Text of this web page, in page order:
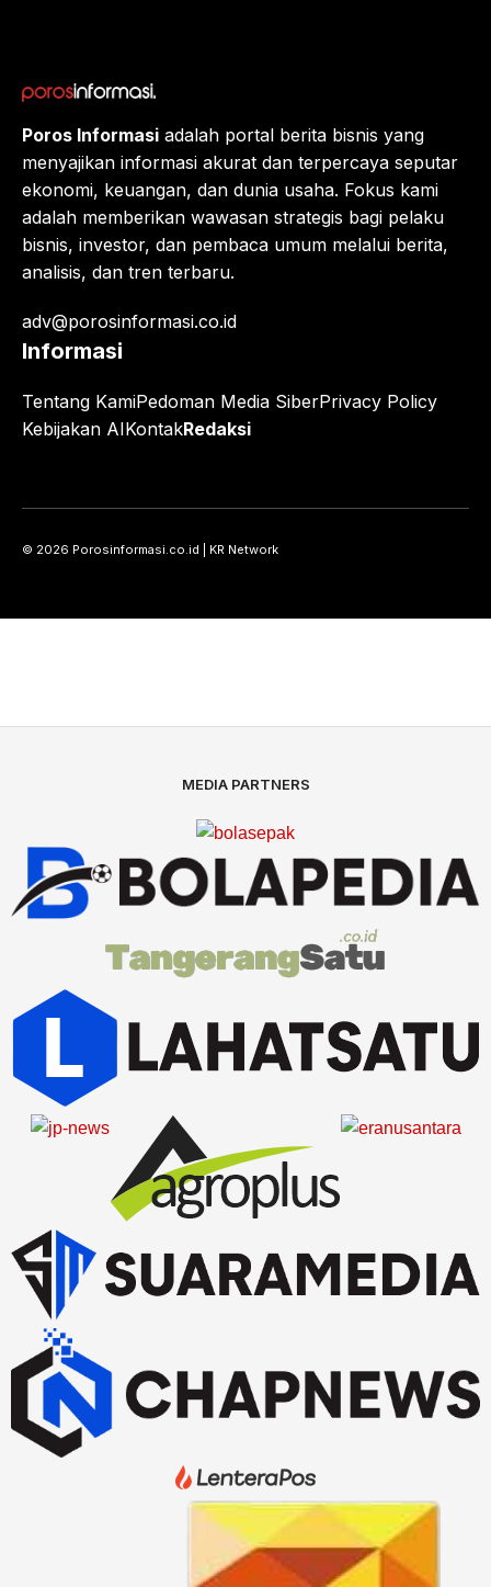
Poros Informasi adalah portal berita bisnis yang
menyajikan informasi akurat dan terpercaya seputar
ekonomi, keuangan, dan dunia usaha. Fokus kami
adalah memberikan wawasan strategis bagi pelaku
bisnis, investor, dan pembaca umum melalui berita,
analisis, dan tren terbaru.
adv@porosinformasi.co.id
Informasi
Tentang KamiPedoman Media SiberPrivacy Policy
Kebijakan AIKontakRedaksi
© 2026 Porosinformasi.co.id | KR Network
MEDIA PARTNERS